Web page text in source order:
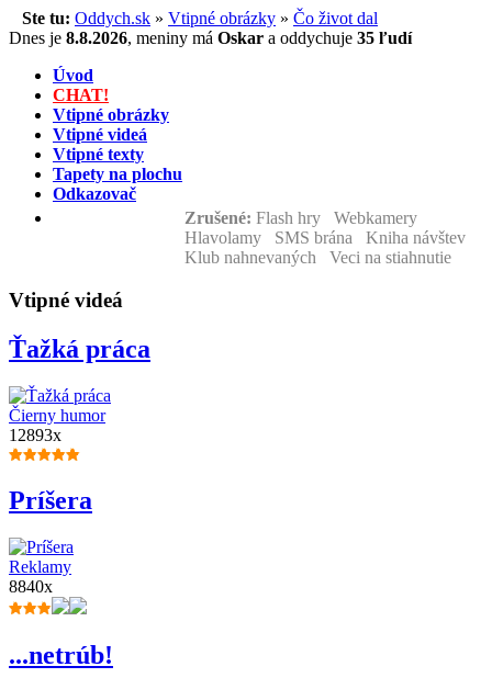
Ste tu: Oddych.sk » Vtipné obrázky » Čo život dal
Dnes je 8.8.2026, meniny má Oskar a oddychuje 35 ľudí
Úvod
CHAT!
Vtipné obrázky
Vtipné videá
Vtipné texty
Tapety na plochu
Odkazovač
Zrušené: Flash hry Webkamery
Hlavolamy SMS brána Kniha návštev
Klub nahnevaných Veci na stiahnutie
Vtipné videá
Ťažká práca
Čierny humor
12893x
Príšera
Reklamy
8840x
...netrúb!